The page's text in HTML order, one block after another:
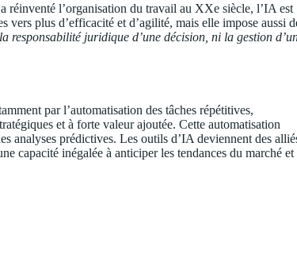
réinventé l’organisation du travail au XXe siècle, l’IA est
vers plus d’efficacité et d’agilité, mais elle impose aussi
responsabilité juridique d’une décision, ni la gestion
par l’automatisation des tâches répétitives,
et à forte valeur ajoutée. Cette automatisation
analyses prédictives. Les outils d’IA deviennent des
capacité inégalée à anticiper les tendances du marché et